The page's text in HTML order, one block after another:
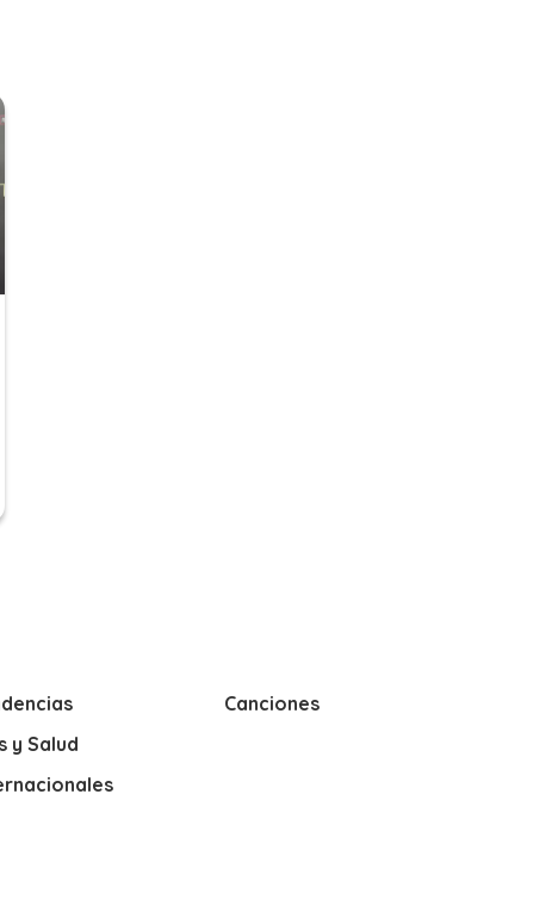
y Salud
Canciones